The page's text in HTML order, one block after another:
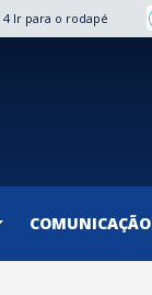
4 Ir para o rodapé
COMUNICAÇÃO